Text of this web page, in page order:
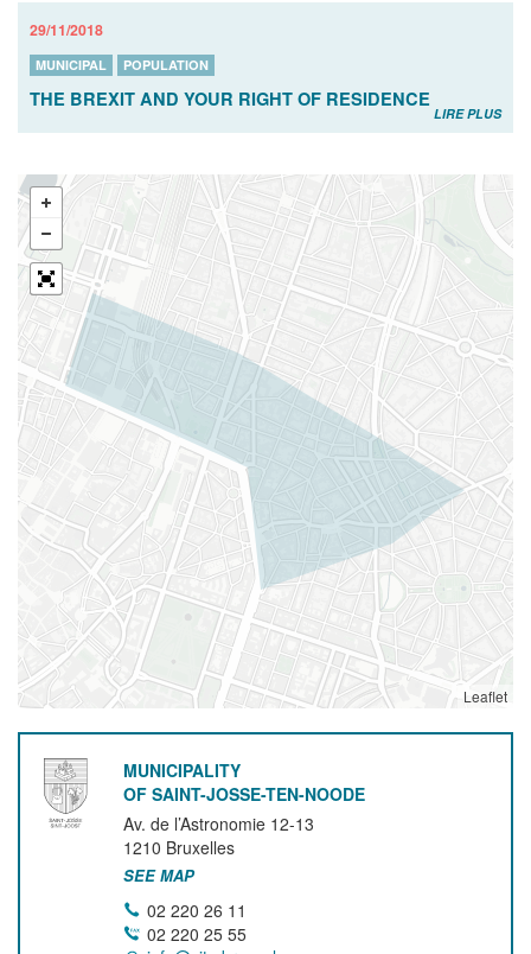
29/11/2018
MUNICIPAL POPULATION
THE BREXIT AND YOUR RIGHT OF RESIDENCE
LIRE PLUS
Leaflet
MUNICIPALITY
OF SAINT-JOSSE-TEN-NOODE
Av. de l’Astronomie 12-13
1210 Bruxelles
SEE MAP
02 220 26 11
02 220 25 55